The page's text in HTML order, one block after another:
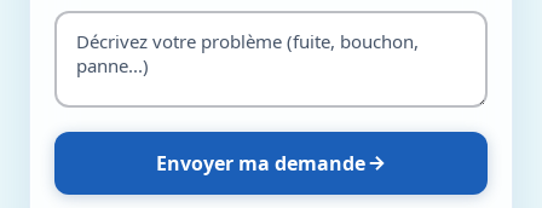
Envoyer ma demande